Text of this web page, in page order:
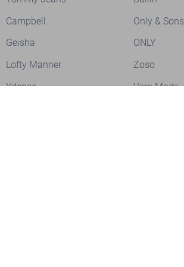
Campbell
Only & Sons
Geisha
ONLY
Lofty Manner
Zoso
Ydence
Vero Moda